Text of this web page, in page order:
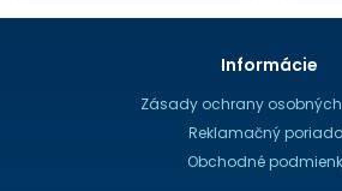
Informácie
Zásady ochrany
Reklamačný
Obchodné